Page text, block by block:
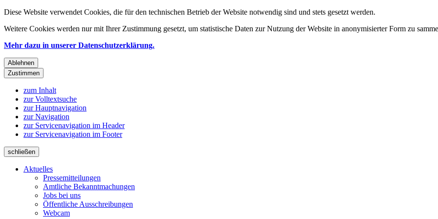
Diese Website verwendet Cookies, die für den technischen Betrieb der Website notwendig sind und stets gesetzt werden.
Weitere Cookies werden nur mit Ihrer Zustimmung gesetzt, um statistische Daten zur Nutzung der Website in anonymisierter Form zu
Mehr dazu in unserer Datenschutzerklärung.
Ablehnen
Zustimmen
zum Inhalt
zur Volltextsuche
zur Hauptnavigation
zur Navigation
zur Servicenavigation im Header
zur Servicenavigation im Footer
schließen
Aktuelles
Pressemitteilungen
Amtliche Bekanntmachungen
Jobs bei uns
Öffentliche Ausschreibungen
Webcam